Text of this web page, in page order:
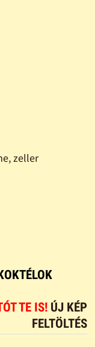
zeller
TE IS! ÚJ KÉP
FELTÖLTÉS